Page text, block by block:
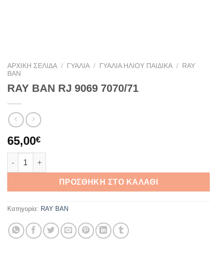
ΑΡΧΙΚΉ ΣΕΛΊΔΑ / ΓΥΑΛΙΆ / ΓΥΑΛΙΆ ΗΛΊΟΥ ΠΑΙΔΙΚΆ /
RAY
BAN
RAY BAN RJ 9069 7070/71
65,00€
RAY BAN RJ 9069 7070/71 ποσότητα
ΠΡΟΣΘΉΚΗ ΣΤΟ ΚΑΛΆΘΙ
Κατηγορία: RAY BAN